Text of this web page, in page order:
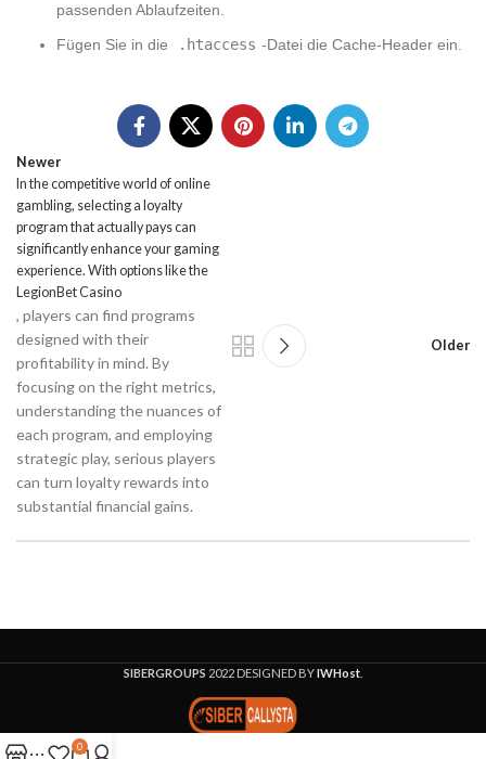
passenden Ablaufzeiten.
Fügen Sie in die
.htaccess -Datei die Cache-Header ein.
Newer
In the competitive world of online
gambling, selecting a loyalty
program that actually pays can
significantly enhance your gaming
experience. With options like the
LegionBet Casino
, players can find programs
designed with their
profitability in mind. By
focusing on the right metrics,
understanding the nuances of
each program, and employing
strategic play, serious players
can turn loyalty rewards into
substantial financial gains.
Older
SIBERGROUPS 2022 DESIGNED BYIWHost
0